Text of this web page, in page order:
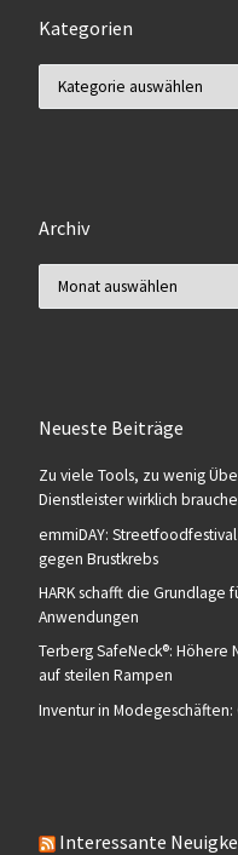
Kategorien
Archiv
Neueste Beiträge
Zu viele Tools, zu wenig
Dienstleister wirklich
emmiDAY:
gegen Brustkrebs
HARK schafft die Grundlage
Anwendungen
Terberg SafeNeck®: Höhere
auf steilen Rampen
Inventur in
Interessante